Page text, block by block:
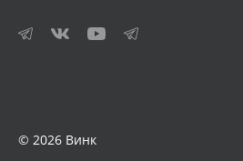
© 2026 Винк